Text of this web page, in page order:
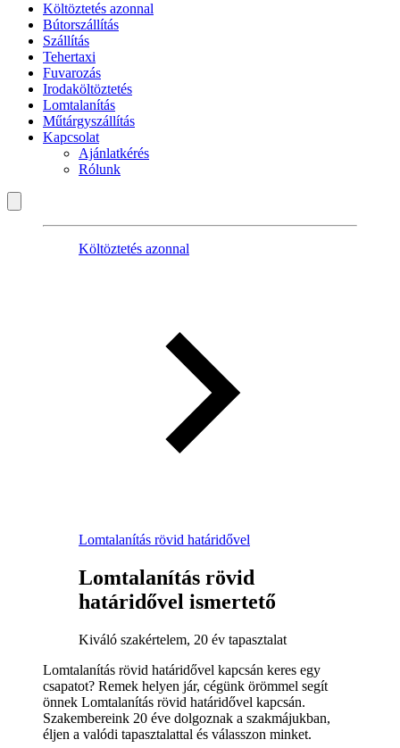
Költöztetés azonnal
Bútorszállítás
Szállítás
Tehertaxi
Fuvarozás
Irodaköltöztetés
Lomtalanítás
Műtárgyszállítás
Kapcsolat
Ajánlatkérés
Rólunk
Költöztetés azonnal
Lomtalanítás rövid határidővel
Lomtalanítás rövid
határidővel ismertető
Kiváló szakértelem, 20 év tapasztalat
Lomtalanítás rövid határidővel kapcsán keres egy
csapatot? Remek helyen jár, cégünk örömmel segít
önnek Lomtalanítás rövid határidővel kapcsán.
Szakembereink 20 éve dolgoznak a szakmájukban,
éljen a valódi tapasztalattal és válasszon minket.